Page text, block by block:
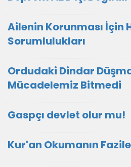
Ailenin Korunması İçin
Sorumlulukları
Ordudaki Dindar
Mücadelemiz Bitmedi
Gaspçı devlet olur mu!
Kur'an Okumanın